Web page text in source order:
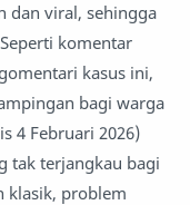
dan viral, sehingga
komentar
kasus ini,
bagi warga
4 Februari 2026)
tak terjangkau bagi
klasik, problem